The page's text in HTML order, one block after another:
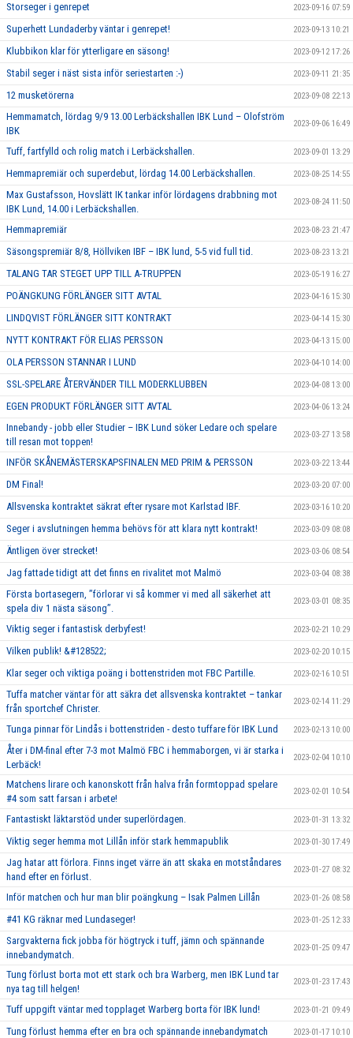
Storseger i genrepet 2023-09-16 07:59
Superhett Lundaderby väntar i genrepet! 2023-09-13 10:21
Klubbikon klar för ytterligare en säsong! 2023-09-12 17:26
Stabil seger i näst sista inför seriestarten :-) 2023-09-11 21:35
12 musketörerna 2023-09-08 22:13
Hemmamatch, lördag 9/9 13.00 Lerbäckshallen IBK Lund – Olofström
IBK
2023-09-06 16:49
Tuff, fartfylld och rolig match i Lerbäckshallen. 2023-09-01 13:29
Hemmapremiär och superdebut, lördag 14.00 Lerbäckshallen. 2023-08-25 14:55
Max Gustafsson, Hovslätt IK tankar inför lördagens drabbning mot
IBK Lund, 14.00 i Lerbäckshallen.
2023-08-24 11:50
Hemmapremiär 2023-08-23 21:47
Säsongspremiär 8/8, Höllviken IBF – IBK lund, 5-5 vid full tid. 2023-08-23 13:21
TALANG TAR STEGET UPP TILL A-TRUPPEN 2023-05-19 16:27
POÄNGKUNG FÖRLÄNGER SITT AVTAL 2023-04-16 15:30
LINDQVIST FÖRLÄNGER SITT KONTRAKT 2023-04-14 15:30
NYTT KONTRAKT FÖR ELIAS PERSSON 2023-04-13 15:00
OLA PERSSON STANNAR I LUND 2023-04-10 14:00
SSL-SPELARE ÅTERVÄNDER TILL MODERKLUBBEN 2023-04-08 13:00
EGEN PRODUKT FÖRLÄNGER SITT AVTAL 2023-04-06 13:24
Innebandy - jobb eller Studier – IBK Lund söker Ledare och spelare
till resan mot toppen!
2023-03-27 13:58
INFÖR SKÅNEMÄSTERSKAPSFINALEN MED PRIM & PERSSON 2023-03-22 13:44
DM Final! 2023-03-20 07:00
Allsvenska kontraktet säkrat efter rysare mot Karlstad IBF. 2023-03-16 10:20
Seger i avslutningen hemma behövs för att klara nytt kontrakt! 2023-03-09 08:08
Äntligen över strecket! 2023-03-06 08:54
Jag fattade tidigt att det finns en rivalitet mot Malmö 2023-03-04 08:38
Första bortasegern, ’’förlorar vi så kommer vi med all säkerhet att
spela div 1 nästa säsong’’.
2023-03-01 08:35
Viktig seger i fantastisk derbyfest! 2023-02-21 10:29
Vilken publik! &#128522; 2023-02-20 10:15
Klar seger och viktiga poäng i bottenstriden mot FBC Partille. 2023-02-16 10:51
Tuffa matcher väntar för att säkra det allsvenska kontraktet – tankar
från sportchef Christer.
2023-02-14 11:29
Tunga pinnar för Lindås i bottenstriden - desto tuffare för IBK Lund 2023-02-13 10:00
Åter i DM-final efter 7-3 mot Malmö FBC i hemmaborgen, vi är starka i
Lerbäck!
2023-02-04 10:10
Matchens lirare och kanonskott från halva från formtoppad spelare
#4 som satt farsan i arbete!
2023-02-01 10:54
Fantastiskt läktarstöd under superlördagen. 2023-01-31 13:32
Viktig seger hemma mot Lillån inför stark hemmapublik 2023-01-30 17:49
Jag hatar att förlora. Finns inget värre än att skaka en motståndares
hand efter en förlust.
2023-01-27 08:32
Inför matchen och hur man blir poängkung – Isak Palmen Lillån 2023-01-26 08:58
#41 KG räknar med Lundaseger! 2023-01-25 12:33
Sargvakterna fick jobba för högtryck i tuff, jämn och spännande
innebandymatch.
2023-01-25 09:47
Tung förlust borta mot ett stark och bra Warberg, men IBK Lund tar
nya tag till helgen!
2023-01-23 17:43
Tuff uppgift väntar med topplaget Warberg borta för IBK lund! 2023-01-21 09:49
Tung förlust hemma efter en bra och spännande innebandymatch 2023-01-17 10:10